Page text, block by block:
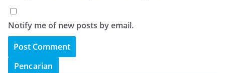
Notify me of new posts by email.
Pencarian